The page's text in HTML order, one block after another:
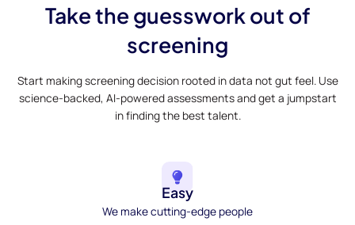
Take the guesswork out of
screening
Start making screening decision rooted in data not gut feel. Use
science-backed, AI-powered assessments and get a jumpstart
in finding the best talent.
Easy
We make cutting-edge people